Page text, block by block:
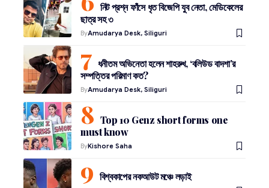
নিট প্রশ্ন ফাঁসে ধৃত বিজেপি যুব নেতা, মেডিকেলের
ছাত্র সহ ৩
ByAmudarya Desk, Siliguri
ধনীতম অভিনেতা হলেন শাহরুখ, ‘বলিউড বাদশা’র
সম্পত্তির পরিমাণ কত?
ByAmudarya Desk, Siliguri
Top 10 Genz short forms one
must know
ByKishore Saha
বিশ্বকাপের নকআউট মঞ্চে লড়াই